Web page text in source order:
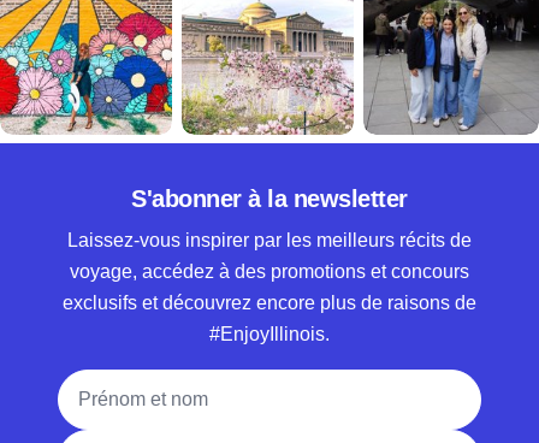
S'abonner à la newsletter
Laissez-vous inspirer par les meilleurs récits de
voyage, accédez à des promotions et concours
exclusifs et découvrez encore plus de raisons de
#EnjoyIllinois.
Nom complet